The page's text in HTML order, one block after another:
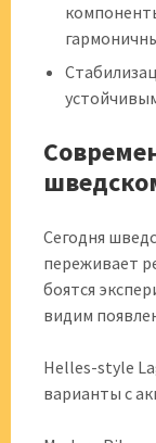
Сегодня
переживает
боятся
видим
Helles-style
варианты с